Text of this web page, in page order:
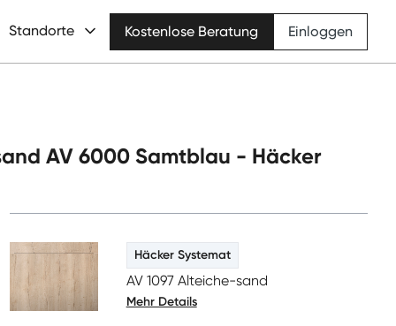
Standorte Kostenlose Beratung Einloggen
AV 6000 Samtblau - Häcker
Häcker Systemat
AV 1097 Alteiche-sand
Mehr Details